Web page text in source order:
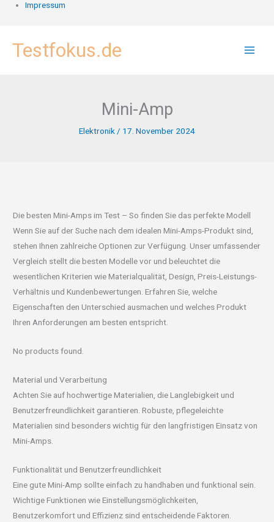
Impressum
InhaltTestfokus.de
Mini-Amp
Elektronik / 17. November 2024
Die besten Mini-Amps im Test – So finden Sie das perfekte Modell
Wenn Sie auf der Suche nach dem idealen Mini-Amps-Produkt sind,
stehen Ihnen zahlreiche Optionen zur Verfügung. Unser umfassender
Vergleich stellt die besten Modelle vor und beleuchtet die
wesentlichen Kriterien wie Materialqualität, Design, Preis-Leistungs-
Verhältnis und Kundenbewertungen. Erfahren Sie, welche
Eigenschaften den Unterschied ausmachen und welches Produkt
Ihren Anforderungen am besten entspricht.
No products found.
Material und Verarbeitung
Achten Sie auf hochwertige Materialien, die Langlebigkeit und
Benutzerfreundlichkeit garantieren. Robuste, pflegeleichte
Materialien sind besonders wichtig für den langfristigen Einsatz von
Mini-Amps.
Funktionalität und Benutzerfreundlichkeit
Eine gute Mini-Amp sollte einfach zu handhaben und funktional sein.
Wichtige Funktionen wie Einstellungsmöglichkeiten,
Benutzerkomfort und Effizienz sind entscheidende Faktoren.